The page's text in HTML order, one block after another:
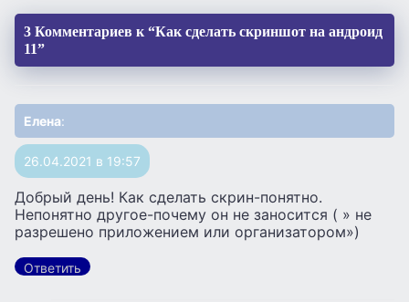
3 Комментариев к “Как сделать скриншот на андроид
11”
Елена:
26.04.2021 в 19:57
Добрый день! Как сделать скрин-понятно.
Непонятно другое-почему он не заносится ( » не
разрешено приложением или организатором»)
Ответить